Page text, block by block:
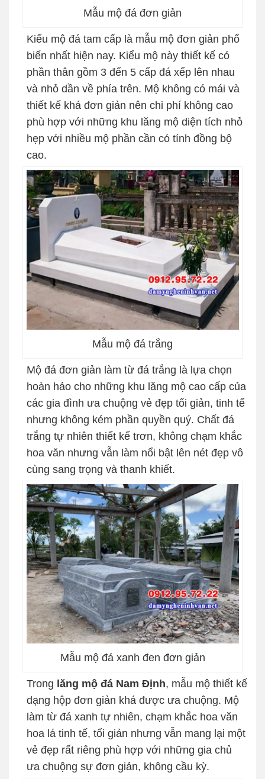
Mẫu mộ đá đơn giản
Kiểu mộ đá tam cấp là mẫu mộ đơn giản phổ
biến nhất hiện nay. Kiểu mộ này thiết kế có
phần thân gồm 3 đến 5 cấp đá xếp lên nhau
và nhỏ dần về phía trên. Mộ không có mái và
thiết kế khá đơn giản nên chi phí không cao
phù hợp với những khu lăng mộ diện tích nhỏ
hẹp với nhiều mộ phần cần có tính đồng bộ
cao.
Mẫu mộ đá trắng
Mộ đá đơn giản làm từ đá trắng là lựa chọn
hoàn hảo cho những khu lăng mộ cao cấp của
các gia đình ưa chuộng vẻ đẹp tối giản, tinh tế
nhưng không kém phần quyền quý. Chất đá
trắng tự nhiên thiết kế trơn, không chạm khắc
hoa văn nhưng vẫn làm nổi bật lên nét đẹp vô
cùng sang trọng và thanh khiết.
Mẫu mộ đá xanh đen đơn giản
Trong lăng mộ đá Nam Định, mẫu mộ thiết kế
dạng hộp đơn giản khá được ưa chuộng. Mộ
làm từ đá xanh tự nhiên, chạm khắc hoa văn
hoa lá tinh tế, tối giản nhưng vẫn mang lại một
vẻ đẹp rất riêng phù hợp với những gia chủ
ưa chuộng sự đơn giản, không cầu kỳ.